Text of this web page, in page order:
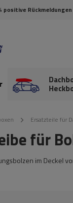
positive Rückmeldungen
Ersatzteile für
für
im Deckel